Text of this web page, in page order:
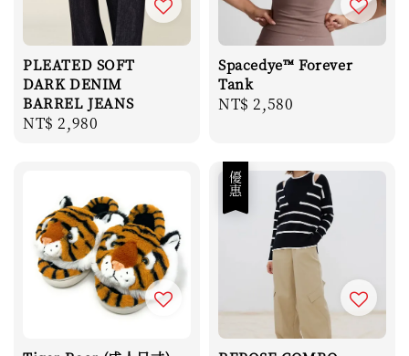
PLEATED SOFT
DARK DENIM
BARREL JEANS
Regular
NT$ 2,980
Spacedye™ Forever
Tank
Regular
NT$ 2,580
優惠